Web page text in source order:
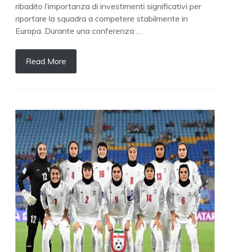
ribadito l’importanza di investimenti significativi per
riportare la squadra a competere stabilmente in
Europa. Durante una conferenza …
Read More